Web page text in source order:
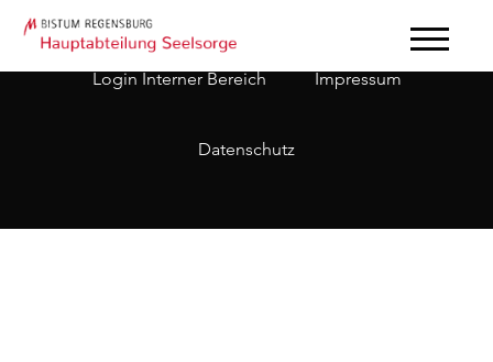
Login Interner Bereich Impressum
Datenschutz